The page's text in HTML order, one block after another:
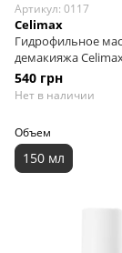
Артикул: 0117
Celimax
Гидрофильное
демакияжа
Nature Fresh
Cleansing Oil, 150 мл
540 грн
Нет в наличии
Объем
150 мл